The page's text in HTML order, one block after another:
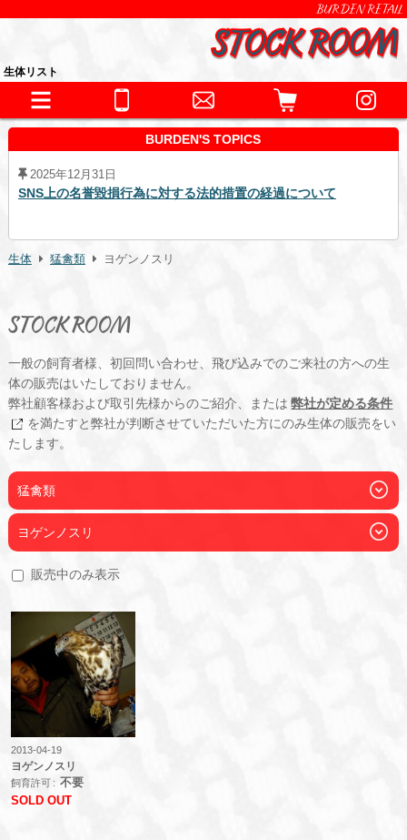
BURDEN RETAIL
生体リスト
BURDEN'S TOPICS
2025年12月31日
SNS上の名誉毀損行為に対する法的措置の経過について
生体 猛禽類 ヨゲンノスリ
STOCK ROOM
一般の飼育者様、初回問い合わせ、飛び込みでのご来社の方への生
体の販売はいたしておりません。
弊社顧客様および取引先様からのご紹介、または 弊社が定める条件
を満たすと弊社が判断させていただいた方にのみ生体の販売をい
たします。
猛禽類
ヨゲンノスリ
販売中のみ表示
2013-04-19
ヨゲンノスリ
飼育許可
不要
SOLD OUT